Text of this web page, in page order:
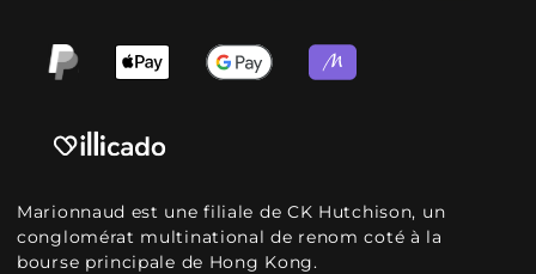
Marionnaud est une filiale de CK Hutchison, un
conglomérat multinational de renom coté à la
bourse principale de Hong Kong.